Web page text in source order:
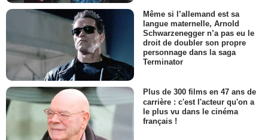
Même si l’allemand est sa
langue maternelle, Arnold
Schwarzenegger n’a pas eu le
droit de doubler son propre
personnage dans la saga
Terminator
Plus de 300 films en 47 ans de
carrière : c'est l'acteur qu'on a
le plus vu dans le cinéma
français !